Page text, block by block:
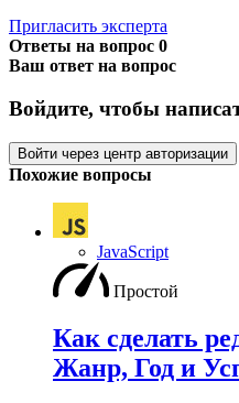
Пригласить эксперта
Ответы на вопрос 0
Ваш ответ на вопрос
Войдите, чтобы
Войти через центр авторизации
Похожие вопросы
JavaScript
Простой
Как сделать
Жанр, Год и